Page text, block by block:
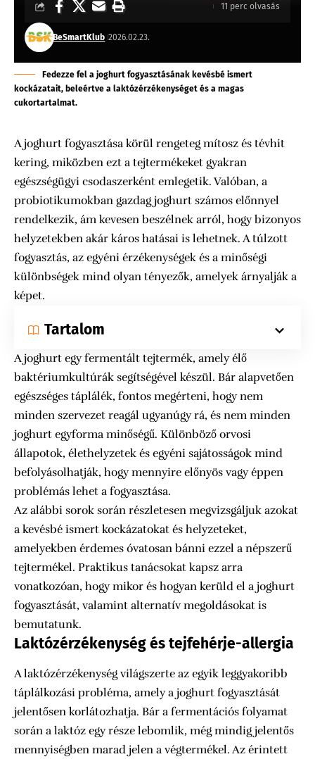
BeSmartKlub 2026.02.23.
11 perc olvasás
Fedezze fel a joghurt fogyasztásának kevésbé ismert
kockázatait, beleértve a laktózérzékenységet és a magas
cukortartalmat.
A joghurt fogyasztása körül rengeteg mítosz és tévhit
kering, miközben ezt a tejtermékeket gyakran
egészségügyi csodaszerként emlegetik. Valóban, a
probiotikumokban gazdag joghurt számos előnnyel
rendelkezik, ám kevesen beszélnek arról, hogy bizonyos
helyzetekben akár káros hatásai is lehetnek. A túlzott
fogyasztás, az egyéni érzékenységek és a minőségi
különbségek mind olyan tényezők, amelyek árnyalják a
képet.
Tartalom
A joghurt egy fermentált tejtermék, amely élő
baktériumkultúrák segítségével készül. Bár alapvetően
egészséges táplálék, fontos megérteni, hogy nem
minden szervezet reagál ugyanúgy rá, és nem minden
joghurt egyforma minőségű. Különböző orvosi
állapotok, élethelyzetek és egyéni sajátosságok mind
befolyásolhatják, hogy mennyire előnyös vagy éppen
problémás lehet a fogyasztása.
Az alábbi sorok során részletesen megvizsgáljuk azokat
a kevésbé ismert kockázatokat és helyzeteket,
amelyekben érdemes óvatosan bánni ezzel a népszerű
tejtermékel. Praktikus tanácsokat kapsz arra
vonatkozóan, hogy mikor és hogyan kerüld el a joghurt
fogyasztását, valamint alternatív megoldásokat is
bemutatunk.
Laktózérzékenység és tejfehérje-allergia
A laktózérzékenység világszerte az egyik leggyakoribb
táplálkozási probléma, amely a joghurt fogyasztását
jelentősen korlátozhatja. Bár a fermentációs folyamat
során a laktóz egy része lebomlik, még mindig jelentős
mennyiségben marad jelen a végtermékel. Az érintett